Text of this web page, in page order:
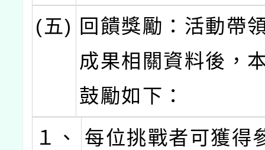
(五) 回饋獎勵：活動帶
成果相關資料後，
鼓勵如下：
１、
每位挑戰者可獲得